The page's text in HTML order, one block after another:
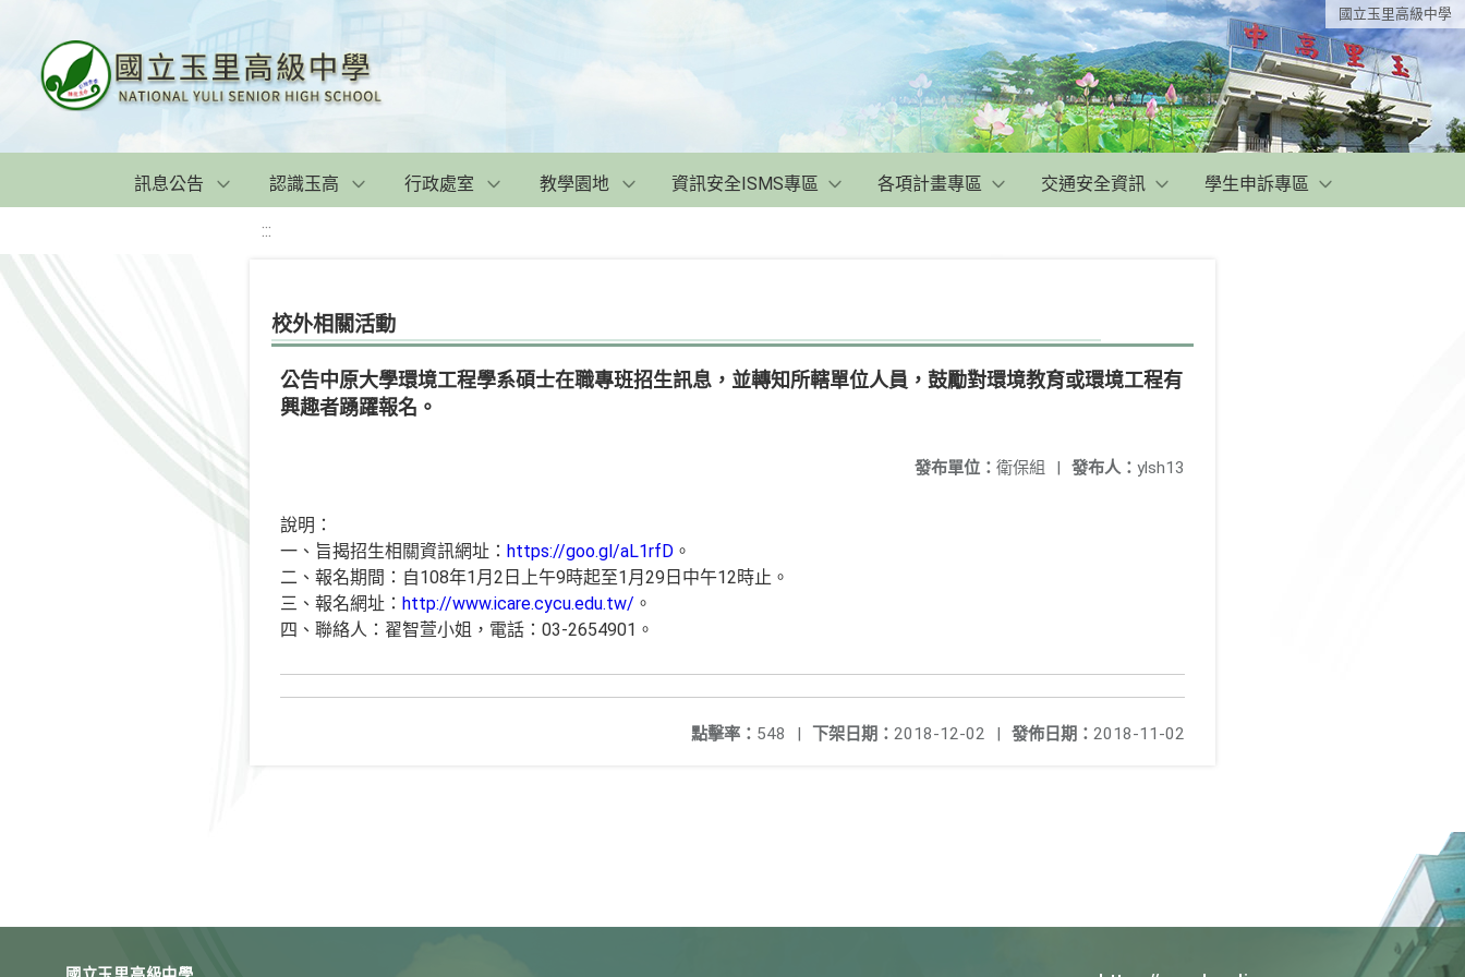
國立玉里高級中學
訊息公告 認識玉高 行政處室 教學園地 資訊安全ISMS專區 各項計畫專區 交通安全資訊 學生申訴專區
:::
校外相關活動
公告中原大學環境工程學系碩士在職專班招生訊息，並轉知所轄單位人員，鼓勵對環境教育或環境工程有
興趣者踴躍報名。
發布人： ylsh13
發布單位： 衛保組 |
說明：
一、旨揭招生相關資訊網址： https://goo.gl/aL1rfD 。
二、報名期間：自108年1月2日上午9時起至1月29日中午12時止。
三、報名網址： http://www.icare.cycu.edu.tw/ 。
四、聯絡人：翟智萱小姐，電話：03-2654901。
發佈日期： 2018-11-02
下架日期： 2018-12-02 |
點擊率： 548 |